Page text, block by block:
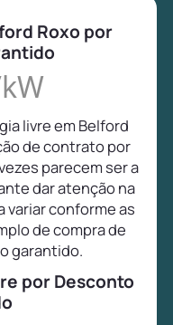
Roxo por
livre em Belford
de contrato por
parecem ser a
dar atenção na
variar conforme as
de compra de
garantido.
por Desconto